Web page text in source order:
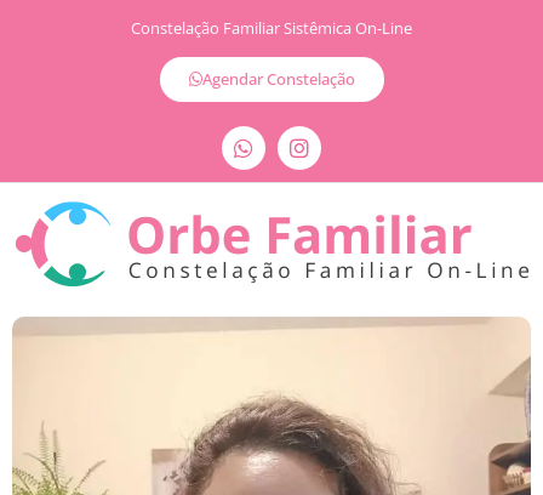
Constelação Familiar Sistêmica On-Line
Agendar Constelação